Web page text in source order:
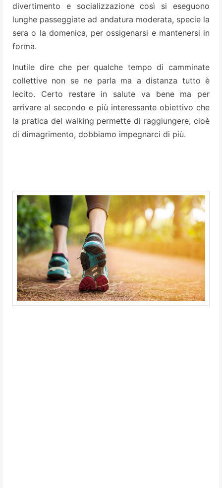
divertimento e socializzazione così si eseguono
lunghe passeggiate ad andatura moderata, specie la
sera o la domenica, per ossigenarsi e mantenersi in
forma.
Inutile dire che per qualche tempo di camminate
collettive non se ne parla ma a distanza tutto è
lecito. Certo restare in salute va bene ma per
arrivare al secondo e più interessante obiettivo che
la pratica del walking permette di raggiungere, cioè
di dimagrimento, dobbiamo impegnarci di più.